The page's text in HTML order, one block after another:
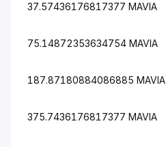
37.57436176817377 MAVIA
75.14872353634754 MAVIA
187.87180884086885 MAVIA
375.7436176817377 MAVIA